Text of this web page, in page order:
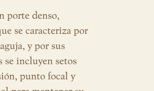
porte denso,
se caracteriza por
y por sus
se incluyen setos
punto focal y